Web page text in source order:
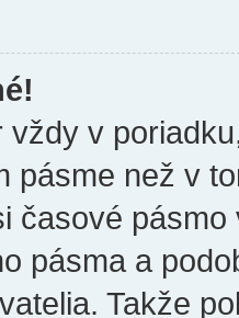
vždy v
pásme než v
časové
pásma a
Takže